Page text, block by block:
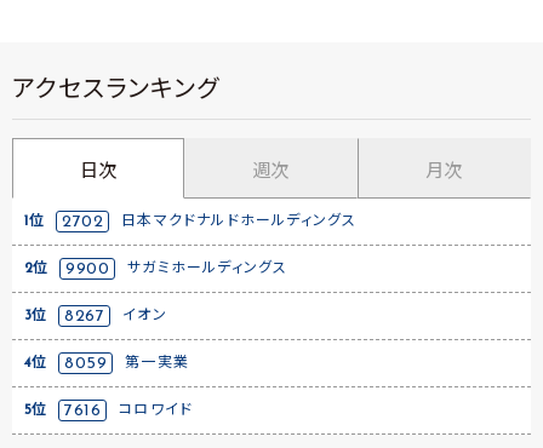
アクセスランキング
日次 週次 月次
1位 2702 日本マクドナルドホールディングス
2位 9900 サガミホールディングス
3位 8267 イオン
4位 8059 第一実業
5位 7616 コロワイド